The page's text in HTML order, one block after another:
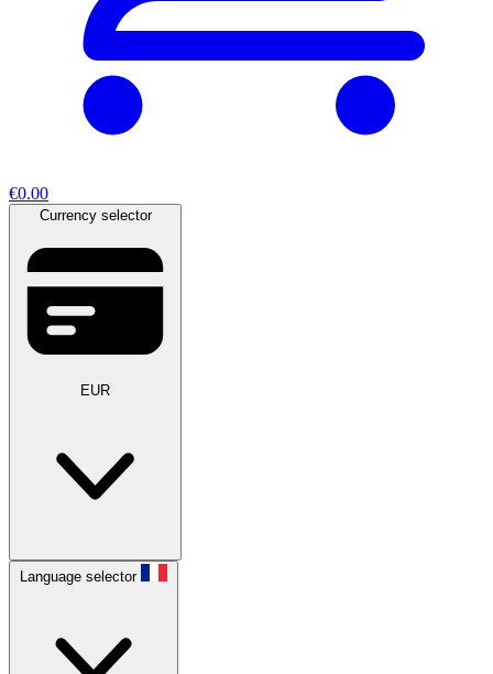
€0.00
Currency selector
EUR
Language selector